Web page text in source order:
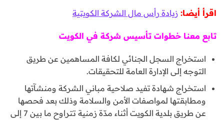
اقرأ أيضا: زيادة رأس مال الشركة الكويتية
تابع معنا خطوات تأسيس شركة في الكويت
استخراج السجل الجنائي لكافة المساهمين عن طريق
التوجه إلى الإدارة العامة للتحقيقات.
استخراج شهادة تفيد صلاحية مباني الشركة ومنشآتها
ومطابقتها لمواصفات الأمن والسلامة وذلك بعد فحصها
عن طريق بلدية الكويت أثناء مدّة زمنية تتراوح ما بين 7 إلى